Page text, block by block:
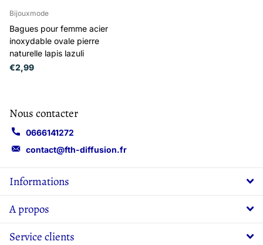
Bijouxmode
Bagues pour femme acier
inoxydable ovale pierre
naturelle lapis lazuli
€2,99
Informations
A propos
Service clients
Nous contacter
0666141272
contact@fth-diffusion.fr